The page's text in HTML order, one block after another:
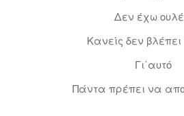
Δεν έχω
Κανείς δεν βλέπει
Γι΄αυτό
Πάντα πρέπει να